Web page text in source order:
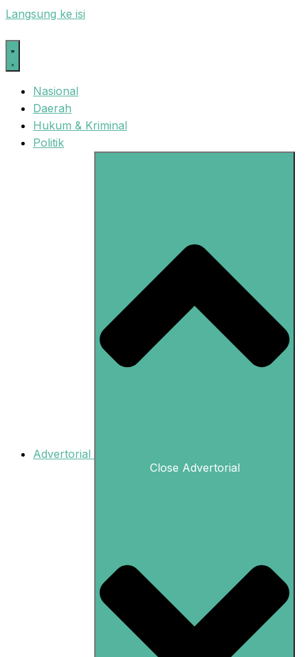
Langsung ke isi
Nasional
Daerah
Hukum & Kriminal
Politik
Advertorial
Close Advertorial